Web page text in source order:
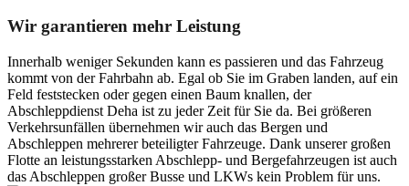
Wir garantieren mehr Leistung
Innerhalb weniger Sekunden kann es passieren und das Fahrzeug
kommt von der Fahrbahn ab. Egal ob Sie im Graben landen, auf ein
Feld feststecken oder gegen einen Baum knallen, der
Abschleppdienst Deha ist zu jeder Zeit für Sie da. Bei größeren
Verkehrsunfällen übernehmen wir auch das Bergen und
Abschleppen mehrerer beteiligter Fahrzeuge. Dank unserer großen
Flotte an leistungsstarken Abschlepp- und Bergefahrzeugen ist auch
das Abschleppen großer Busse und LKWs kein Problem für uns.